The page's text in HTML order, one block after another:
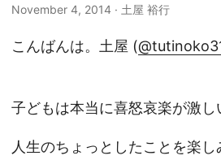
November 4, 2014 · 土屋 裕行
こんばんは。土屋 (
子どもは本当に喜怒哀楽が激し
人生のちょっとしたことを楽し